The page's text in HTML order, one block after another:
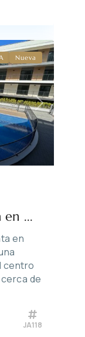
Next
Nueva
...
en
centro
de
JA118